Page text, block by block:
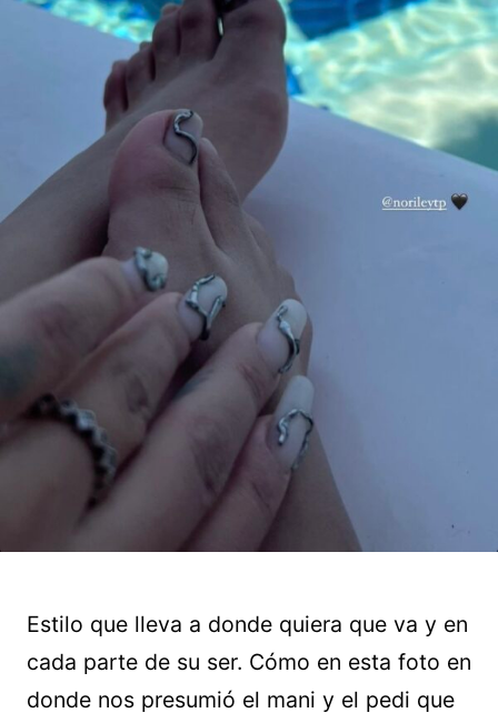
Estilo que lleva a donde quiera que va y en
cada parte de su ser. Cómo en esta foto en
donde nos presumió el mani y el pedi que